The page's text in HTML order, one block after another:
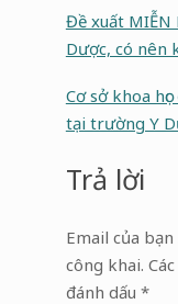
Đề xuất MIỄN
Dược, có nên
Cơ sở khoa
tại trường Y
Trả lời
Email của
công khai.
đánh dấu *